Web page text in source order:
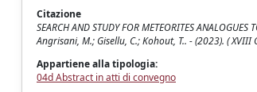
Citazione
SEARCH AND STUDY FOR METEORITES
Angrisani, M.; Gisellu, C.; Kohout, T.. - (2023). (
Appartiene alla tipologia:
04d Abstract in atti di convegno